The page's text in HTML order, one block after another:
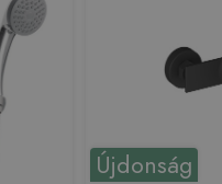
Újdonság